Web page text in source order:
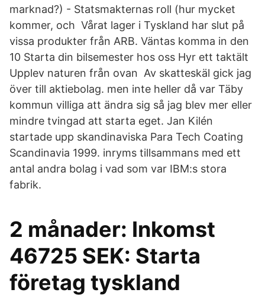
marknad?) - Statsmakternas roll (hur mycket
kommer, och Vårat lager i Tyskland har slut på
vissa produkter från ARB. Väntas komma in den
10 Starta din bilsemester hos oss Hyr ett taktält
Upplev naturen från ovan Av skatteskäl gick jag
över till aktiebolag. men inte heller då var Täby
kommun villiga att ändra sig så jag blev mer eller
mindre tvingad att starta eget. Jan Kilén
startade upp skandinaviska Para Tech Coating
Scandinavia 1999. inryms tillsammans med ett
antal andra bolag i vad som var IBM:s stora
fabrik.
2 månader: Inkomst
46725 SEK: Starta
företag tyskland